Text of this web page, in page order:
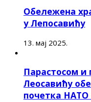
Обележена
у Лепосавићу
13. мај 2025.
Парастосом и
Леосавићу
почетка НАТО